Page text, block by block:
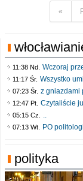
«
11:38 Nd. Wczoraj
11:17 Śr. Wszystko
07:23 Śr. z gniazdami
12:47 Pt. Czytaliście
05:15 Cz. ..
07:13 Wt. PO
polityka